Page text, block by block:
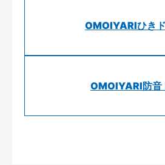
OMOIYARIひき
OMOIYARI防音